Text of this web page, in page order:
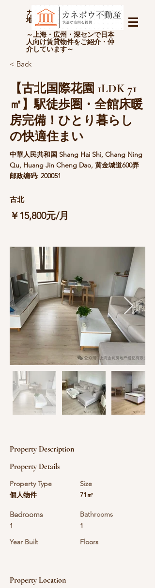
カネボウ不動産(上海金坊房
地产经纪有限公司)
～上海・広州・深センで日本
人向け賃貸物件をご紹介・仲
介しています～
< Back
【古北国際花園 1LDK 71
㎡】駅徒歩圏・全館床暖
房完備！ひとり暮らし
の快適住まい
中華人民共和国 Shang Hai Shi, Chang Ning
Qu, Huang Jin Cheng Dao, 黄金城道600弄
邮政编码: 200051
古北
￥15,800元/月
Property Description
Property Details
Property Type
個人物件
Bedrooms
1
Year Built
Size
71㎡
Bathrooms
1
Floors
Property Location